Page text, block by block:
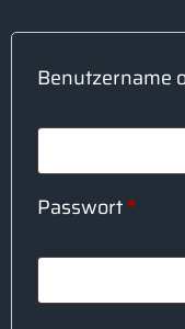
Benutzername
Passwort*